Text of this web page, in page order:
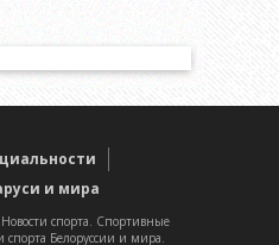
и мира
спорта. Спортивные
спорта Белоруссии и мира.